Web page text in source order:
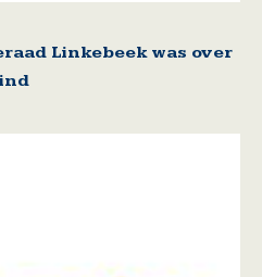
Linkebeek was over